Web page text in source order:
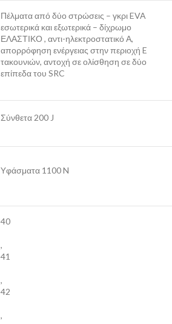
Πέλματα από δύο στρώσεις – γκρι EVA
εσωτερικά και εξωτερικά – δίχρωμο
ΕΛΑΣΤΙΚΟ , αντι-ηλεκτροστατικό Α,
απορρόφηση ενέργειας στην περιοχή E
τακουνιών, αντοχή σε ολίσθηση σε δύο
επίπεδα του SRC
Σύνθετα 200 J
Yφάσματα 1100 N
40
,
41
,
42
,